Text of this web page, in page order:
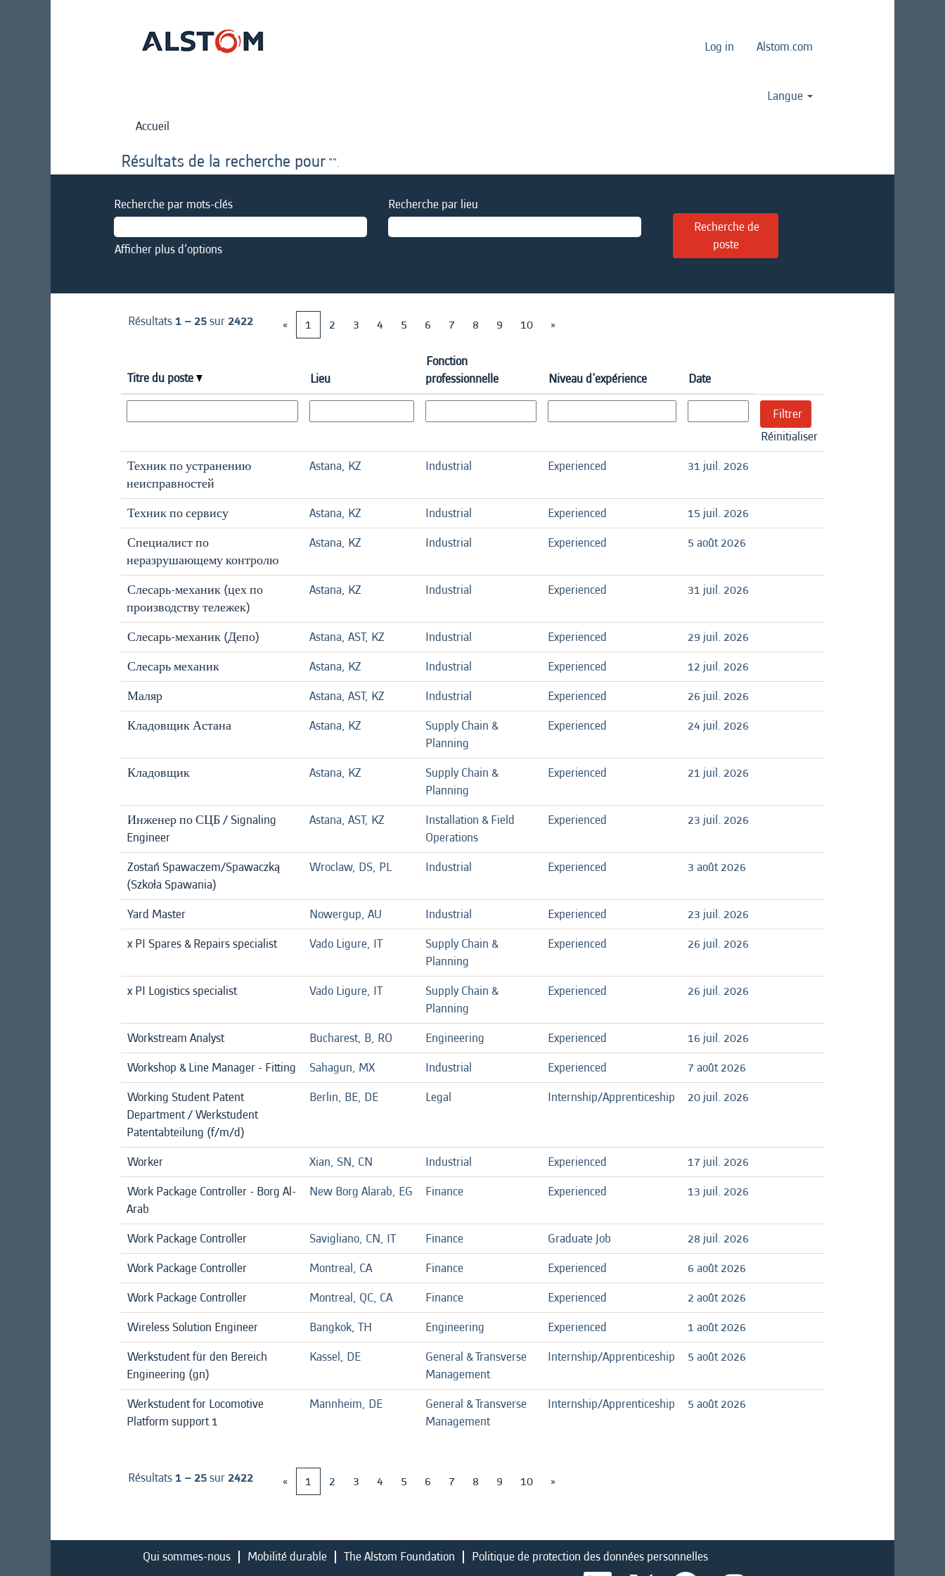
Log in Alstom.com
Langue
Accueil
Résultats de la recherche pour "".
Recherche par mots-clés Recherche par lieu
Afficher plus d’options
Résultats1 – 25sur 2422 « 1 2 3 4 5 6 7 8 9 10 »
Titre du poste Lieu
Fonction
professionnelle
Niveau d'expérience Date
Réinitialiser
Техник по устранению
неисправностей
Astana, KZ Industrial Experienced 31 juil. 2026
Техник по сервису Astana, KZ Industrial Experienced
15 juil. 2026
Специалист по
неразрушающему контролю
Astana, KZ Industrial Experienced 5 août 2026
Слесарь-механик (цех по
производству тележек)
Astana, KZ Industrial Experienced 31 juil. 2026
Слесарь-механик (Депо) Astana, AST, KZ Industrial Experienced
29 juil. 2026
Слесарь механик
Astana, KZ Industrial Experienced
12 juil. 2026
Маляр
Astana, AST, KZ Industrial Experienced
26 juil. 2026
Кладовщик Астана
Astana, KZ
Supply Chain &
Planning
Experienced 24 juil. 2026
Кладовщик Astana, KZ
Supply Chain &
Planning
Experienced 21 juil. 2026
Инженер по СЦБ / Signaling
Engineer
Astana, AST, KZ
Installation & Field
Operations
Experienced 23 juil. 2026
Zostań Spawaczem/Spawaczką
(Szkoła Spawania)
Wroclaw, DS, PL Industrial Experienced 3 août 2026
Yard Master Nowergup, AU Industrial Experienced
23 juil. 2026
x PI Spares & Repairs specialist
Vado Ligure, IT
Supply Chain &
Planning
Experienced 26 juil. 2026
x PI Logistics specialist Vado Ligure, IT
Supply Chain &
Planning
Experienced 26 juil. 2026
Workstream Analyst Bucharest, B, RO Engineering Experienced
16 juil. 2026
Workshop & Line Manager - Fitting
Sahagun, MX Industrial Experienced
7 août 2026
Working Student Patent
Department / Werkstudent
Patentabteilung (f/m/d)
Berlin, BE, DE Legal Internship/Apprenticeship 20 juil. 2026
Worker Xian, SN, CN Industrial Experienced
17 juil. 2026
Work Package Controller - Borg Al-
Arab
New Borg Alarab, EG Finance Experienced 13 juil. 2026
Work Package Controller Savigliano, CN, IT Finance Graduate Job
28 juil. 2026
Work Package Controller
Montreal, CA Finance Experienced
6 août 2026
Work Package Controller
Montreal, QC, CA Finance Experienced
2 août 2026
Wireless Solution Engineer
Bangkok, TH Engineering Experienced
1 août 2026
Werkstudent für den Bereich
Engineering (gn)
Kassel, DE
General & Transverse
Management
Internship/Apprenticeship 5 août 2026
Werkstudent for Locomotive
Platform support 1
Mannheim, DE
General & Transverse
Management
Internship/Apprenticeship 5 août 2026
Résultats1 – 25sur 2422 « 1 2 3 4 5 6 7 8 9 10 »
Qui sommes-nous Mobilité durable The Alstom Foundation
Politique de protection des données personnelles